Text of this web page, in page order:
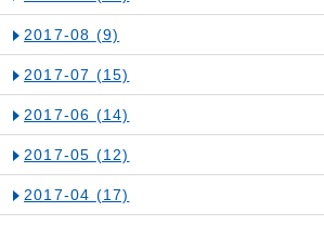
2017-08 (9)
2017-07 (15)
2017-06 (14)
2017-05 (12)
2017-04 (17)